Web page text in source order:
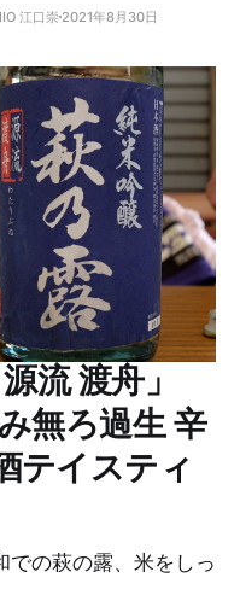
江口崇 2021年8月30日
流 渡舟」
無ろ過生 辛
テイスティ
での萩の露、米をしっ